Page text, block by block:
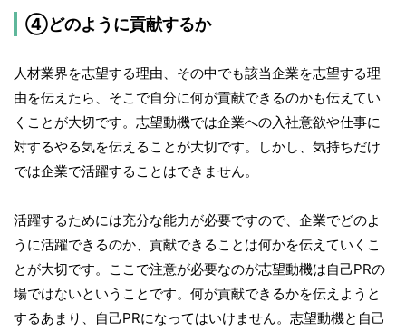
④どのように貢献するか
人材業界を志望する理由、その中でも該当企業を志望する理
由を伝えたら、そこで自分に何が貢献できるのかも伝えてい
くことが大切です。志望動機では企業への入社意欲や仕事に
対するやる気を伝えることが大切です。しかし、気持ちだけ
では企業で活躍することはできません。
活躍するためには充分な能力が必要ですので、企業でどのよ
うに活躍できるのか、貢献できることは何かを伝えていくこ
とが大切です。ここで注意が必要なのが志望動機は自己PRの
場ではないということです。何が貢献できるかを伝えようと
するあまり、自己PRになってはいけません。志望動機と自己